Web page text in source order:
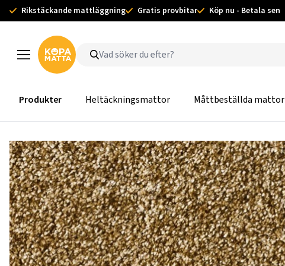
Rikstäckande mattläggning Gratis provbitar Köp nu - Betala sen
Produkter Heltäckningsmattor Måttbeställda mattor